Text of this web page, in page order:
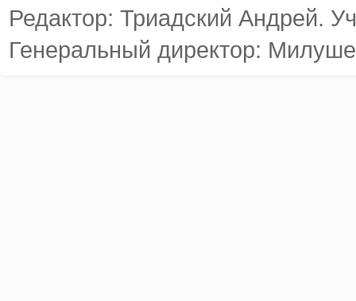
Редактор: Триадский Андрей.
Генеральный директор: